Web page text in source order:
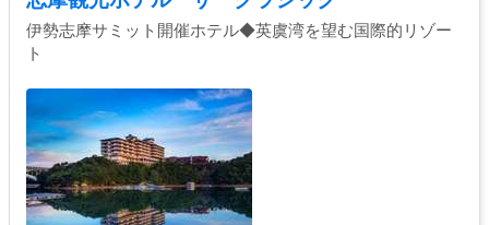
伊勢志摩サミット開催ホテル◆英虞湾を望む国際的リゾー
ト